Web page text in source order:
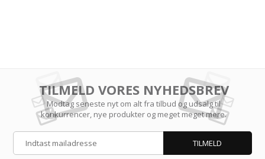
TILMELD VORES NYHEDSBREV
Modtag seneste nyt om alt fra tilbud og udsalg til
konkurrencer, nye produkter og meget meget mere.